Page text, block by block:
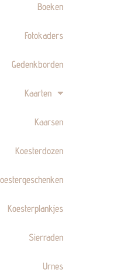
Boeken
Fotokaders
Gedenkborden
Kaarten
Kaarsen
Koesterdozen
Koesterplankjes
Sierraden
Urnes